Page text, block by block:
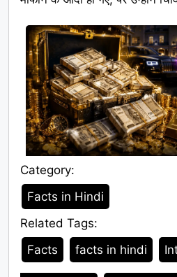
Category:
Category
Facts in Hindi
Related Tags:
Tags
Facts facts in hindi